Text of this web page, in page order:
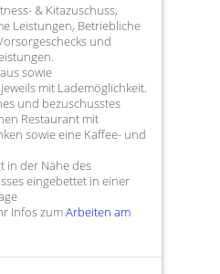
& Kitazuschuss,
Leistungen, Betriebliche
und
sowie
mit Lademöglichkeit.
und bezuschusstes
Restaurant mit
sowie eine Kaffee- und
in der Nähe des
eingebettet in einer
Infos zumArbeiten am